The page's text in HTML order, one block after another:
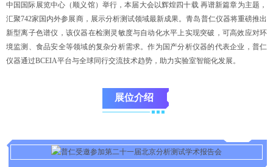
中国国际展览中心（顺义馆）举行，本届大会以辉煌四十载 再谱新篇章为主题，
汇聚742家国内外参展商，展示分析测试领域最新成果。青岛普仁仪器将重磅推出
新型离子色谱仪，该仪器在检测灵敏度与自动化水平上实现突破，可高效应对环
境监测、食品安全等领域的复杂分析需求。作为国产分析仪器的代表企业，普仁
仪器通过BCEIA平台与全球同行交流技术趋势，助力实验室智能化发展。
展位介绍